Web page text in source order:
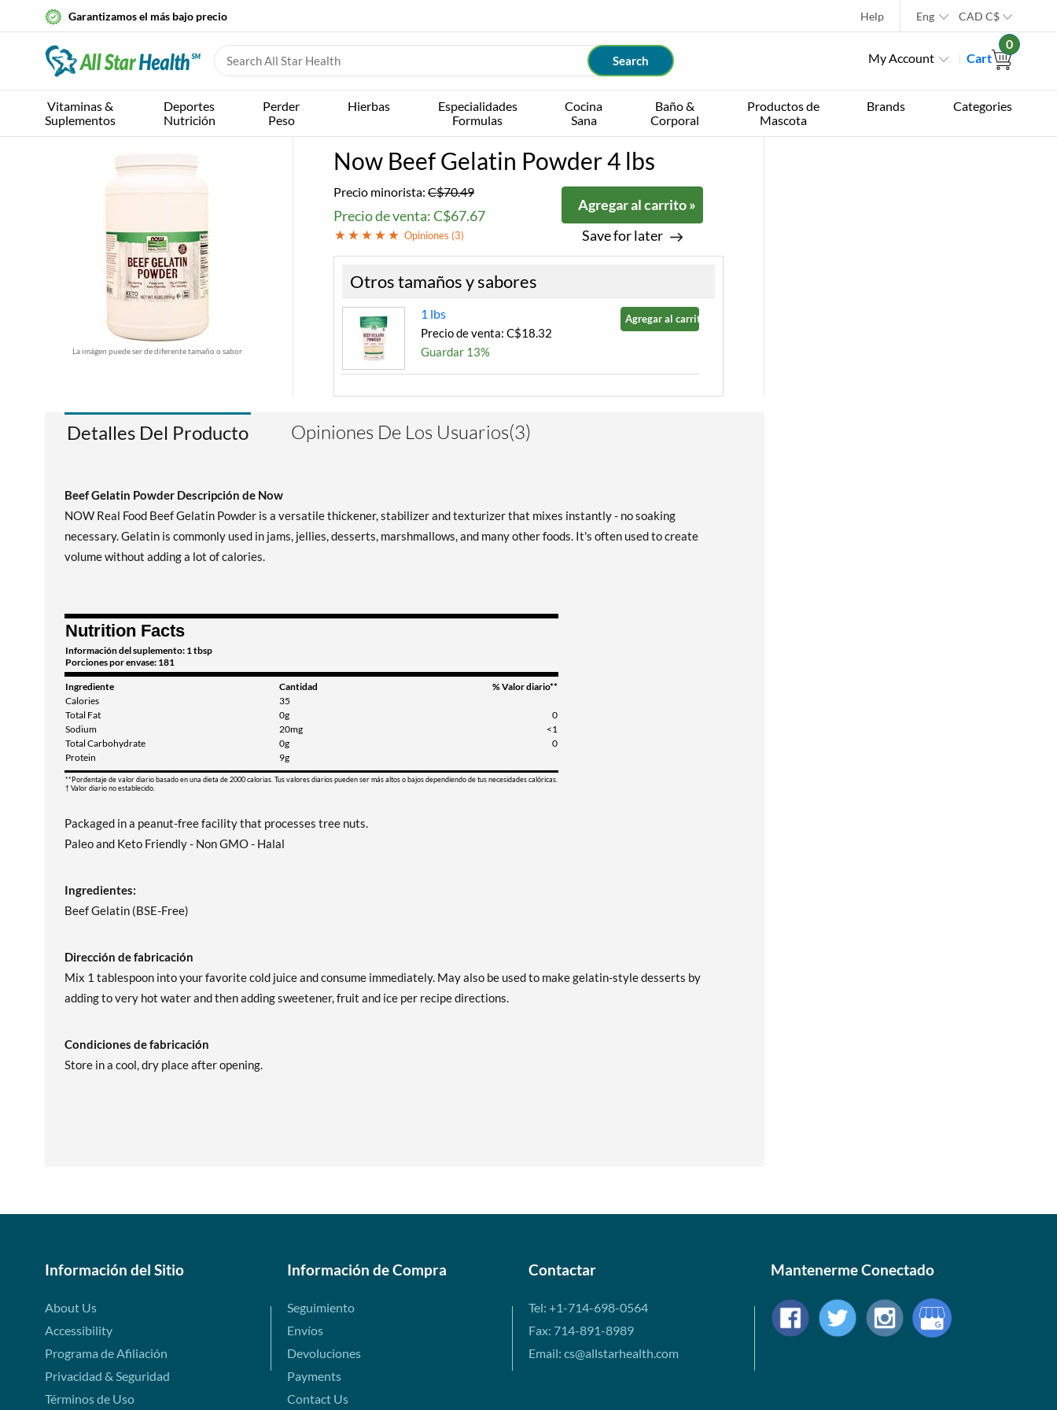
Garantizamos el más bajo precio Help Eng CAD C$
My Account Cart
0
Vitaminas &
Suplementos
Deportes
Nutrición
Perder
Peso
Hierbas
Especialidades
Formulas
Cocina
Sana
Baño &
Corporal
Productos de
Mascota
Brands Categories
La imágen puede ser de diferente tamaño o sabor
Now Beef Gelatin Powder 4 lbs
Precio minorista: C$70.49
Precio de venta: C$67.67
Opiniones (3)
Agregar al carrito »
Save for later
Otros tamaños y sabores
1 lbs
Precio de venta: C$18.32
Guardar 13%
Agregar al carrito »
Detalles Del Producto Opiniones De Los Usuarios(3)
Beef Gelatin Powder Descripción de Now
NOW Real Food Beef Gelatin Powder is a versatile thickener, stabilizer and texturizer that mixes instantly - no soaking
necessary. Gelatin is commonly used in jams, jellies, desserts, marshmallows, and many other foods. It's often used to create
volume without adding a lot of calories.
Nutrition Facts
Información del suplemento: 1 tbsp
Porciones por envase: 181
Ingrediente Cantidad
% Valor diario**
Calories
35
Total Fat
0g
0
Sodium
20mg
<1
Total Carbohydrate
0g
0
Protein
9g
**Pordentaje de valor diario basado en una dieta de 2000 calorias. Tus valores diarios pueden ser más altos o bajos dependiendo de tus necesidades calóricas.
† Valor diario no establecido.
Packaged in a peanut-free facility that processes tree nuts.
Paleo and Keto Friendly - Non GMO - Halal
Ingredientes:
Beef Gelatin (BSE-Free)
Dirección de fabricación
Mix 1 tablespoon into your favorite cold juice and consume immediately. May also be used to make gelatin-style desserts by
adding to very hot water and then adding sweetener, fruit and ice per recipe directions.
Condiciones de fabricación
Store in a cool, dry place after opening.
Información del Sitio
About Us
Accessibility
Programa de Afiliación
Privacidad & Seguridad
Términos de Uso
Información de Compra
Seguimiento
Envíos
Devoluciones
Payments
Contact Us
Contactar
Tel: +1-714-698-0564
Fax: 714-891-8989
Email: cs@allstarhealth.com
Mantenerme Conectado